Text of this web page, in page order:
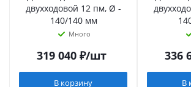
двухходовой 12 пм, Ø -
140/140 мм
Много
319 040₽/шт
В корзину
336
В